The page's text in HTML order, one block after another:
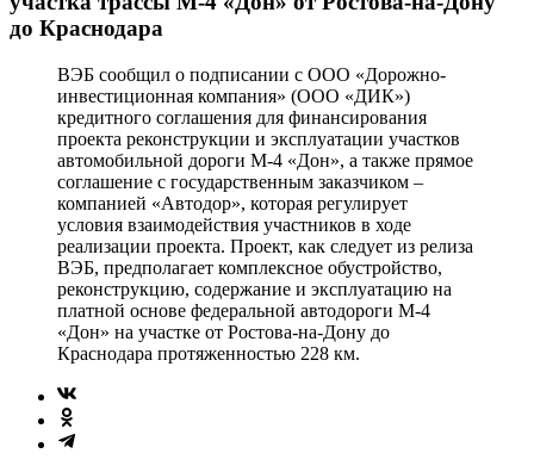
до Краснодара
ВЭБ сообщил о подписании с ООО «Дорожно-
инвестиционная компания» (ООО «ДИК»)
кредитного соглашения для финансирования
проекта реконструкции и эксплуатации участков
автомобильной дороги М-4 «Дон», а также прямое
соглашение с государственным заказчиком –
компанией «Автодор», которая регулирует
условия взаимодействия участников в ходе
реализации проекта. Проект, как следует из релиза
ВЭБ, предполагает комплексное обустройство,
реконструкцию, содержание и эксплуатацию на
платной основе федеральной автодороги М-4
«Дон» на участке от Ростова-на-Дону до
Краснодара протяженностью 228 км.